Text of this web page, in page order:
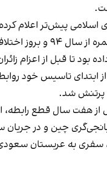
کرده بودند زائران ایرانی حج عمره از
ایرانی منتظر از سرگیری حج عمره بودند.
از اعزام زائران حج تمتع ۱۴۰۳، حدود ۴۰۰ هزار
ابتدای تاسیس خود
پرتنش شد.
از هفت سال قطع رابطه،
چین و در
سفری به عربستان